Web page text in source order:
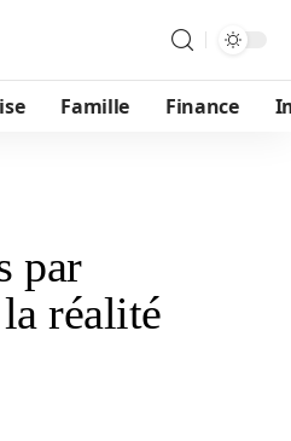
Famille Finance
par
réalité